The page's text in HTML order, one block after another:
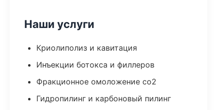
Наши услуги
Криолиполиз и кавитация
Инъекции ботокса и филлеров
Фракционное омоложение co2
Гидропилинг и карбоновый пилинг